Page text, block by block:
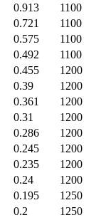
0.913
1100
0.721
1100
0.575
1100
0.492
1100
0.455
1200
0.39
1200
0.361
1200
0.31
1200
0.286
1200
0.245
1200
0.235
1200
0.24
1200
0.195
1250
0.2
1250